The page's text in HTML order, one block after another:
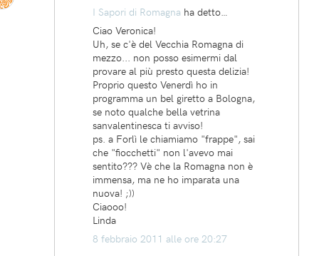
I Sapori di Romagna ha detto…
Ciao Veronica!
Uh, se c'è del Vecchia Romagna di
mezzo... non posso esimermi dal
provare al più presto questa delizia!
Proprio questo Venerdì ho in
programma un bel giretto a Bologna,
se noto qualche bella vetrina
sanvalentinesca ti avviso!
ps. a Forlì le chiamiamo "frappe", sai
che "fiocchetti" non l'avevo mai
sentito??? Vè che la Romagna non è
immensa, ma ne ho imparata una
nuova! ;))
Ciaooo!
Linda
8 febbraio 2011 alle ore 20:27